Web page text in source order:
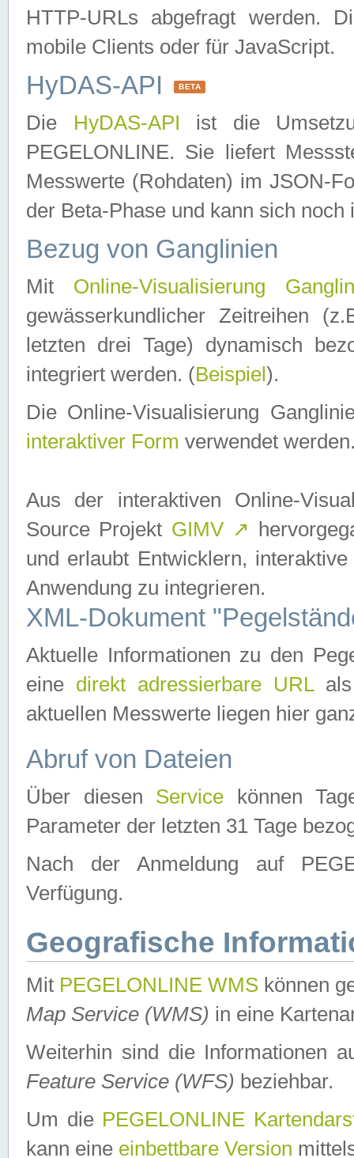
HTTP-URLs abgefragt werden.
mobile Clients oder für JavaScript.
HyDAS-API BETA
Die HyDAS-API ist die
PEGELONLINE. Sie liefert
Messwerte (Rohdaten) im JSON-
der Beta-Phase und kann sich noch
Bezug von Ganglinien
Mit Online-Visualisierung
gewässerkundlicher Zeitreihen
letzten drei Tage) dynamisch
integriert werden. (Beispiel ).
Die Online-Visualisierung
interaktiver Form verwendet
Aus der interaktiven Online-
Source Projekt GIMV ↗
und erlaubt Entwicklern,
Anwendung zu integrieren.
XML-Dokument
Aktuelle Informationen zu den
eine direkt adressierbare URLals
aktuellen Messwerte liegen hier
Abruf von Dateien
Über diesen Service können
Parameter der letzten 31 Tage
Nach der Anmeldung auf
Verfügung.
Geografische
Mit PEGELONLINE WMS können
Map Service (WMS) in eine
Weiterhin sind die Informationen
Feature Service (WFS) beziehbar.
Um die PEGELONLINE
kann eine einbettbare Version